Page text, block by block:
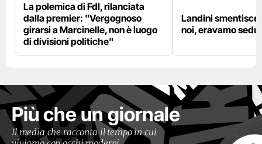
La polemica di FdI, rilanciata
dalla premier: "Vergognoso
girarsi a Marcinelle, non è luogo
di divisioni politiche"
Landini
noi, eravamo
Più che un giornale
Il media che racconta il tempo in cui